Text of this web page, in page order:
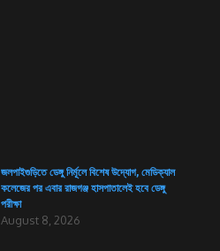
জলপাইগুড়িতে ডেঙ্গু নির্মূলে বিশেষ উদ্যোগ, মেডিক্যাল
কলেজের পর এবার রাজগঞ্জ হাসপাতালেই হবে ডেঙ্গু
পরীক্ষা
August 8, 2026